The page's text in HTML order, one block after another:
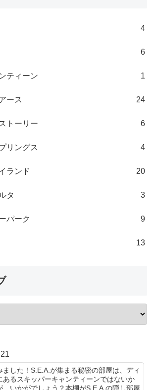
4
6
ティーン 1
ース 24
トーリー 6
リングス 4
ランド 20
タ 3
パーク 9
13
ました！S.E.A.が集まる秘密の部屋は、ディ
あるスキッパーキャンティーンではないか
、いかがでしょう？本棚がS.E.A.の隠し部屋